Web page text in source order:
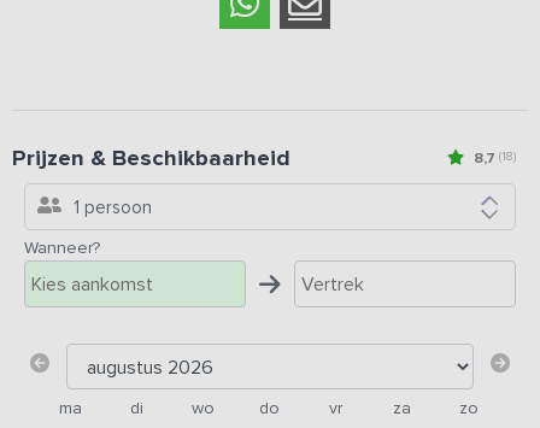
8,7 (18)
Prijzen & Beschikbaarheid
1 persoon
Wanneer?
ma di wo do vr za zo